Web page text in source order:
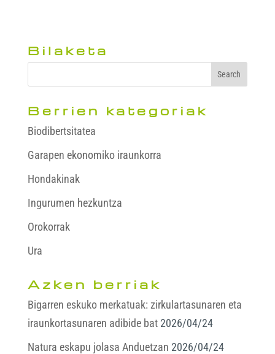
Bilaketa
Berrien kategoriak
Biodibertsitatea
Garapen ekonomiko iraunkorra
Hondakinak
Ingurumen hezkuntza
Orokorrak
Ura
Azken berriak
Bigarren eskuko merkatuak: zirkulartasunaren eta
iraunkortasunaren adibide bat 2026/04/24
Natura eskapu jolasa Anduetzan 2026/04/24